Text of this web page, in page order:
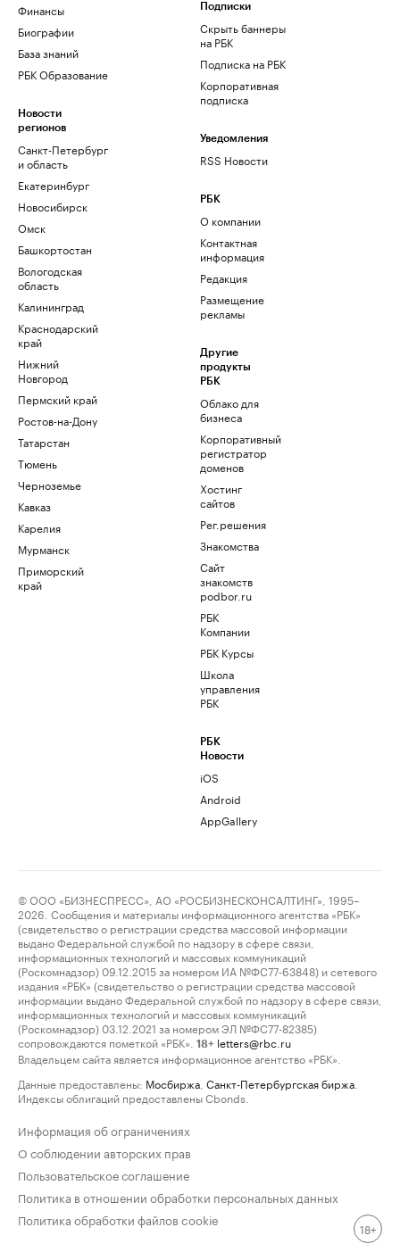
Финансы
Биографии
База знаний
РБК Образование
Новости
регионов
Санкт-Петербург
и область
Екатеринбург
Новосибирск
Омск
Башкортостан
Вологодская
область
Калининград
Краснодарский
край
Нижний
Новгород
Пермский край
Ростов-на-Дону
Татарстан
Тюмень
Черноземье
Кавказ
Карелия
Мурманск
Приморский
край
Подписки
Скрыть баннеры
на РБК
Подписка на РБК
Корпоративная
подписка
Уведомления
RSS Новости
РБК
О компании
Контактная
информация
Редакция
Размещение
рекламы
Другие
продукты
РБК
Облако для
бизнеса
Корпоративный
регистратор
доменов
Хостинг
сайтов
Рег.решения
Знакомства
Сайт
знакомств
podbor.ru
РБК
Компании
РБК Курсы
Школа
управления
РБК
РБК
Новости
iOS
Android
AppGallery
© ООО «БИЗНЕСПРЕСС», АО «РОСБИЗНЕСКОНСАЛТИНГ», 1995–
2026. Сообщения и материалы информационного агентства «РБК»
(свидетельство о регистрации средства массовой информации
выдано Федеральной службой по надзору в сфере связи,
информационных технологий и массовых коммуникаций
(Роскомнадзор) 09.12.2015 за номером ИА №ФС77-63848) и сетевого
издания «РБК» (свидетельство о регистрации средства массовой
информации выдано Федеральной службой по надзору в сфере связи,
информационных технологий и массовых коммуникаций
(Роскомнадзор) 03.12.2021 за номером ЭЛ №ФС77-82385)
сопровождаются пометкой «РБК».
18+ letters@rbc.ru
Владельцем сайта является информационное агентство «РБК».
Данные предоставлены: Мосбиржа Санкт-Петербургская биржа
Индексы облигаций предоставлены Cbonds.
Информация об ограничениях
О соблюдении авторских прав
Пользовательское соглашение
Политика в отношении обработки персональных данных
Политика обработки файлов cookie
18+